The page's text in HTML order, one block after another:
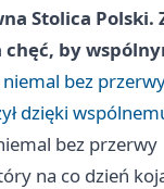
Stolica Polski.
by
bez
dzięki
bez przerwy
na co dzień